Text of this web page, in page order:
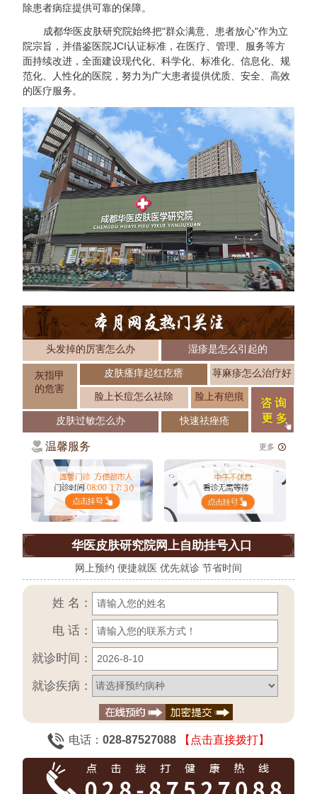
除患者病症提供可靠的保障。
成都华医皮肤研究院始终把"群众满意、患者放心"作为立
院宗旨，并借鉴医院JCI认证标准，在医疗、管理、服务等方
面持续改进，全面建设现代化、科学化、标准化、信息化、规
范化、人性化的医院，努力为广大患者提供优质、安全、高效
的医疗服务。
头发掉的厉害怎么办 湿疹是怎么引起的
灰指甲
的危害
皮肤瘙痒起红疙瘩 荨麻疹怎么治疗好
脸上长痘怎么祛除 脸上有疤痕
皮肤过敏怎么办 快速祛痤疮
温馨服务 更多
华医皮肤研究院网上自助挂号入口
网上预约 便捷就医 优先就诊 节省时间
姓 名：
电 话：
就诊时间：
就诊疾病：
电话： 028-87527088 【点击直接拨打】
答疑问，请放心接听！手机请直接输入，
拨打电话
64
悄悄提问